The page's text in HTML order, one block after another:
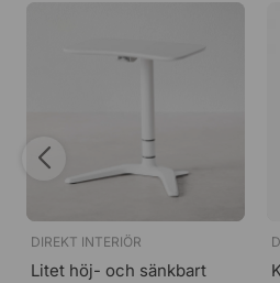
DIREKT INTERIÖR
Litet höj- och sänkbart